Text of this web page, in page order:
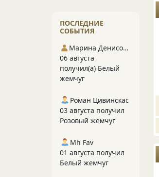
ПОСЛЕДНИЕ
СОБЫТИЯ
Марина Денисова 5
06 августа
получил(а) Белый
жемчуг
Роман Цивинскас
03 августа получил
Розовый жемчуг
Mh Fav
01 августа получил
Белый жемчуг